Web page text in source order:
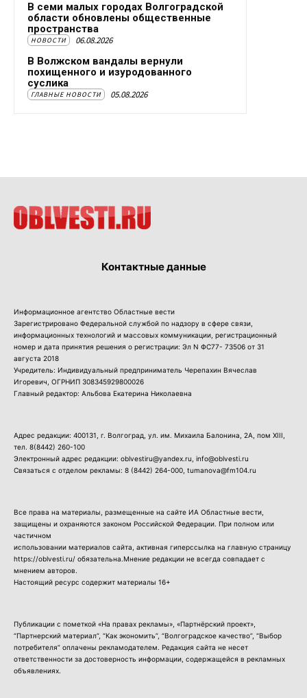
В семи малых городах Волгоградской
области обновлены общественные
пространства
НОВОСТИ 06.08.2026
В Волжском вандалы вернули
похищенного и изуродованного
суслика
ГЛАВНЫЕ НОВОСТИ 05.08.2026
Контактные данные
Информационное агентство Областные вести
Зарегистрировано Федеральной службой по надзору в сфере связи,
информационных технологий и массовых коммуникации, регистрационный
номер и дата принятия решения о регистрации: Эл N ФС77- 73506 от 31
августа 2018
Учредитель: Индивидуальный предприниматель Черепахин Вячеслав
Игоревич, ОГРНИП 308345929800026
Главный редактор: Альбова Екатерина Николаевна
Адрес редакции: 400131, г. Волгоград, ул. им. Михаила Балонина, 2А, пом XIII,
тел. 8(8442) 260-100
Электронный адрес редакции: oblvestiru@yandex.ru, info@oblvesti.ru
Связаться с отделом рекламы: 8 (8442) 264-000 , tumanova@fm104.ru
Все права на материалы, размещенные на сайте ИА Областные вести,
защищены и охраняются законом Российской Федерации. При полном или
частичном
использовании материалов сайта, активная гиперссылка на главную страницу
https://oblvesti.ru/ обязательна.Мнение редакции не всегда совпадает с
мнением авторов.
Настоящий ресурс содержит материалы 16+
Публикации с пометкой «На правах рекламы», «Партнёрский проект»,
“Партнерский материал”, “Как экономить”, “Волгоградское качество”, “Выбор
потребителя” оплачены рекламодателем. Редакция сайта не несет
ответственности за достоверность информации, содержащейся в рекламных
объявлениях.